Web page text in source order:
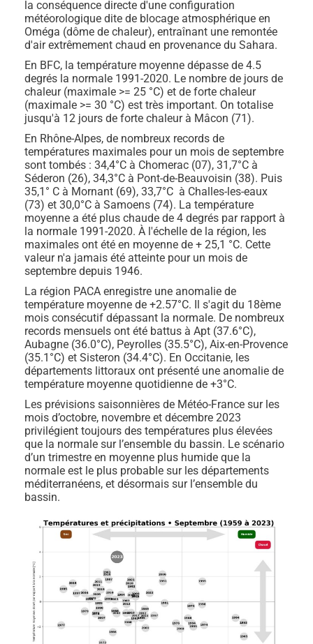
la conséquence directe d'une configuration
météorologique dite de blocage atmosphérique en
Oméga (dôme de chaleur), entraînant une remontée
d'air extrêmement chaud en provenance du Sahara.
En BFC, la température moyenne dépasse de 4.5
degrés la normale 1991-2020. Le nombre de jours de
chaleur (maximale >= 25 °C) et de forte chaleur
(maximale >= 30 °C) est très important. On totalise
jusqu'à 12 jours de forte chaleur à Mâcon (71).
En Rhône-Alpes, de nombreux records de
températures maximales pour un mois de septembre
sont tombés : 34,4°C à Chomerac (07), 31,7°C à
Séderon (26), 34,3°C à Pont-de-Beauvoisin (38). Puis
35,1° C à Mornant (69), 33,7°C à Challes-les-eaux
(73) et 30,0°C à Samoens (74). La température
moyenne a été plus chaude de 4 degrés par rapport à
la normale 1991-2020. À l'échelle de la région, les
maximales ont été en moyenne de + 25,1 °C. Cette
valeur n'a jamais été atteinte pour un mois de
septembre depuis 1946.
La région PACA enregistre une anomalie de
température moyenne de +2.57°C. Il s'agit du 18ème
mois consécutif dépassant la normale. De nombreux
records mensuels ont été battus à Apt (37.6°C),
Aubagne (36.0°C), Peyrolles (35.5°C), Aix-en-Provence
(35.1°C) et Sisteron (34.4°C). En Occitanie, les
départements littoraux ont présenté une anomalie de
température moyenne quotidienne de +3°C.
Les prévisions saisonnières de Météo-France sur les
mois d’octobre, novembre et décembre 2023
privilégient toujours des températures plus élevées
que la normale sur l’ensemble du bassin. Le scénario
d’un trimestre en moyenne plus humide que la
normale est le plus probable sur les départements
méditerranéens, et désormais sur l’ensemble du
bassin.